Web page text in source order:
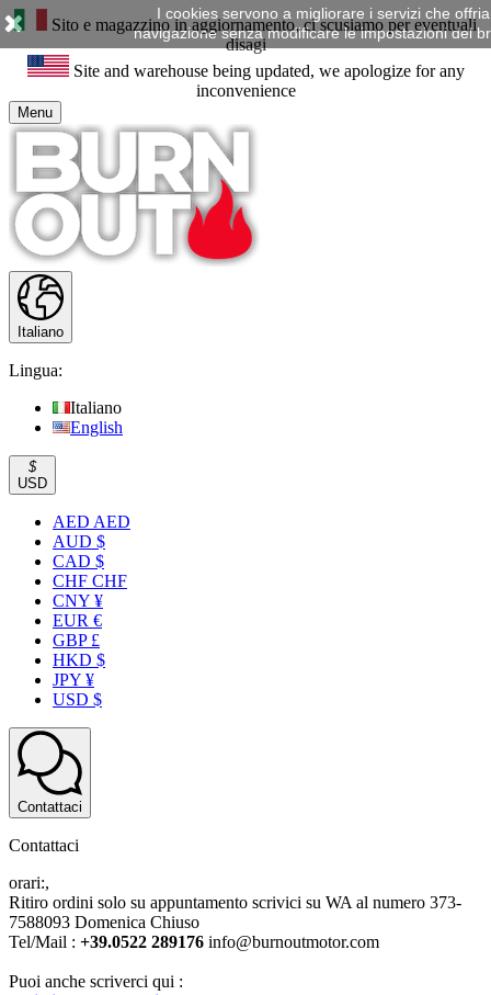
Sito e magazzino in aggiornamento, ci scusiamo per eventuali
disagi
Site and warehouse being updated, we apologize for any
inconvenience
Menu
Italiano
Lingua:
Italiano
English
$
USD
AED AED
AUD $
CAD $
CHF CHF
CNY ¥
EUR €
GBP £
HKD $
JPY ¥
USD $
Contattaci
Contattaci
orari:,
Ritiro ordini solo su appuntamento scrivici su WA al numero 373-
7588093 Domenica Chiuso
Tel/Mail : +39.0522 289176 info@burnoutmotor.com
Puoi anche scriverci qui :
I cookies servono a migliorare i servizi che
navigazione senza modificare le impostazioni del